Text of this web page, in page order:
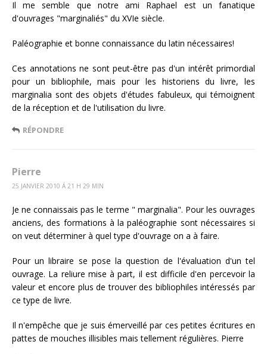
Il me semble que notre ami Raphael est un fanatique
d'ouvrages "marginaliés" du XVIe siècle.
Paléographie et bonne connaissance du latin nécessaires!
Ces annotations ne sont peut-être pas d'un intérêt primordial
pour un bibliophile, mais pour les historiens du livre, les
marginalia sont des objets d'études fabuleux, qui témoignent
de la réception et de l'utilisation du livre.
RÉPONDRE
Pierre
25 JANVIER 2010 Á 21 H 29 MIN
Je ne connaissais pas le terme " marginalia". Pour les ouvrages
anciens, des formations à la paléographie sont nécessaires si
on veut déterminer à quel type d'ouvrage on a à faire.
Pour un libraire se pose la question de l'évaluation d'un tel
ouvrage. La reliure mise à part, il est difficile d'en percevoir la
valeur et encore plus de trouver des bibliophiles intéressés par
ce type de livre.
Il n'empêche que je suis émerveillé par ces petites écritures en
pattes de mouches illisibles mais tellement régulières. Pierre